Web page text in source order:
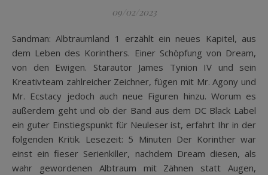
09/02/2023
Sandman: Albtraumland 1 erzählt ein neues Kapitel, aus
dem Leben des Korinthers. Einer Schöpfung von Dream,
von den Ewigen. Starautor James Tynion IV und sein
Kreativteam zahlreicher Zeichner, fügen mit Mr. Agony und
Mr. Ecstacy jedoch auch neue Figuren hinzu. Worum es
außerdem geht und ob der Band aus dem DC Black Label
ein guter Einstiegspunkt für Neuleser ist, erfahrt Ihr in der
folgenden Kritik. Lesezeit: 5 Minuten Der Korinther war
einst ein fieser Serienkiller, nachdem Dream diesen, als
wahr gewordenen Albtraum mit Zähnen statt Augen,